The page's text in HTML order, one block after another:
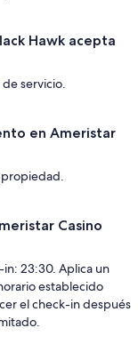
Hawk acepta
servicio.
en Ameristar
propiedad.
Casino
23:30. Aplica un
establecido
el check-in después